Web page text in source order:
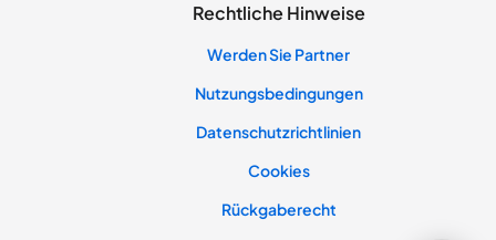
Rechtliche Hinweise
Werden Sie Partner
Nutzungsbedingungen
Datenschutzrichtlinien
Cookies
Rückgaberecht